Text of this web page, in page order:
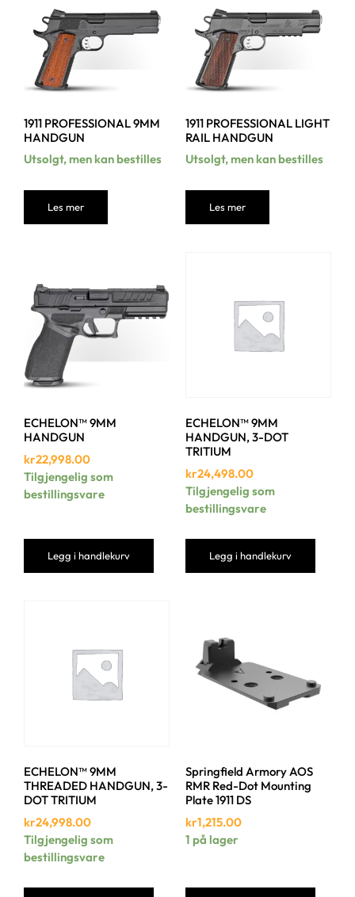
1911 PROFESSIONAL 9MM
HANDGUN
Utsolgt, men kan bestilles
Les mer
1911 PROFESSIONAL LIGHT
RAIL HANDGUN
Utsolgt, men kan bestilles
Les mer
ECHELON™ 9MM
HANDGUN
kr22,998.00
Tilgjengelig som
bestillingsvare
Legg i handlekurv
ECHELON™ 9MM
HANDGUN, 3-DOT
TRITIUM
kr24,498.00
Tilgjengelig som
bestillingsvare
Legg i handlekurv
ECHELON™ 9MM
THREADED HANDGUN, 3-
DOT TRITIUM
kr24,998.00
Tilgjengelig som
bestillingsvare
Springfield Armory AOS
RMR Red-Dot Mounting
Plate 1911 DS
kr1,215.00
1 på lager